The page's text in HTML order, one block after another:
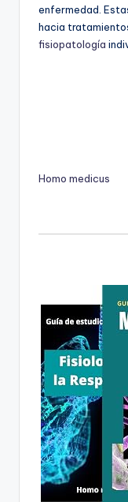
enfermedad.
hacia
fisiopatología
Homo medicus